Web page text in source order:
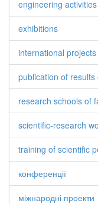
engineering activities
exhibitions
international projects
publication of results
research schools of
scientific-research
training of scientific
конференції
міжнародні проекти